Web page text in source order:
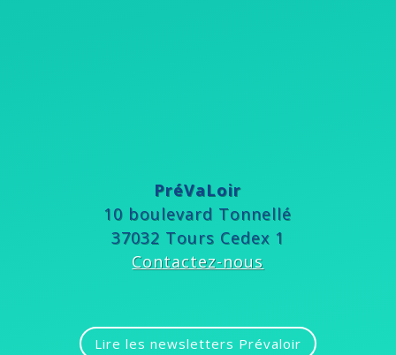
PréVaLoir
10 boulevard Tonnellé
37032 Tours Cedex 1
Contactez-nous
Lire les newsletters Prévaloir